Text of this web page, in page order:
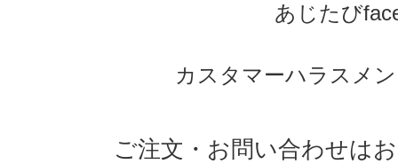
あじたび
カスタマーハラスメ
ご注文・お問い合わせは